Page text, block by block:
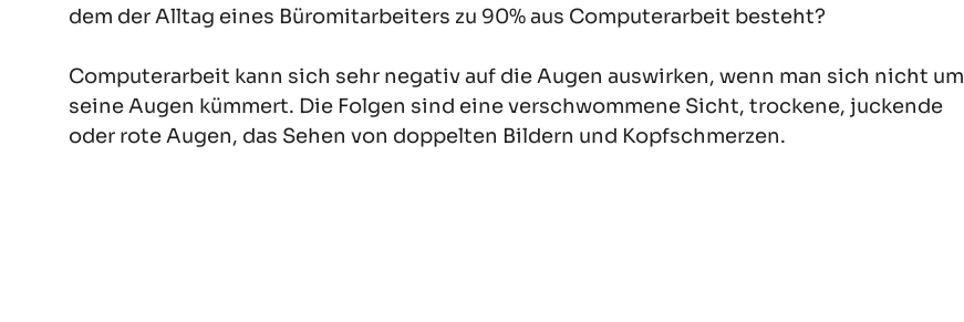
dem der Alltag eines Büromitarbeiters zu 90% aus Computerarbeit besteht?
Computerarbeit kann sich sehr negativ auf die Augen auswirken, wenn man sich nicht um
seine Augen kümmert. Die Folgen sind eine verschwommene Sicht, trockene, juckende
oder rote Augen, das Sehen von doppelten Bildern und Kopfschmerzen.